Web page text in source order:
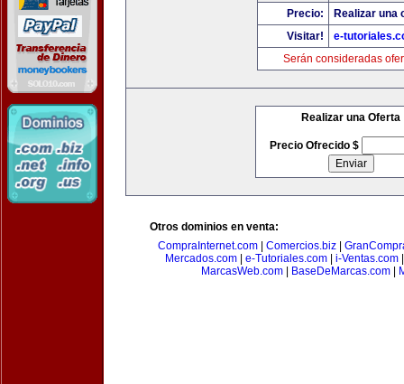
Precio:
Realizar una
Visitar!
e-
Serán consideradas
Realizar una Oferta
Precio Ofrecido $
Otros dominios en venta:
CompraInternet.com| Comercios.biz|
Mercados.com
e-Tutoriales.com i-Ventas.com
MarcasWeb.com
BaseDeMarcas.com